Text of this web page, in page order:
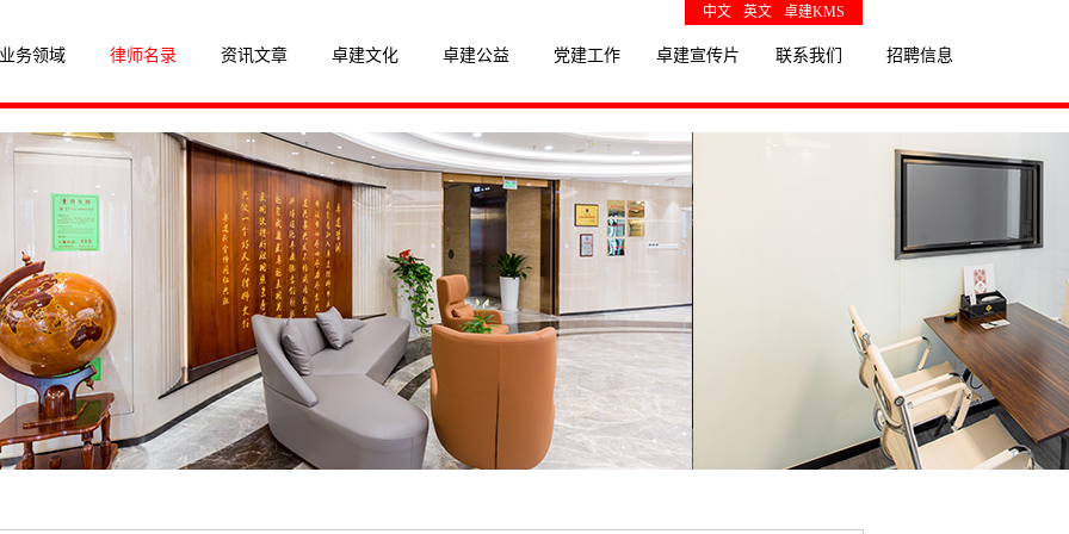
中文 英文 卓建KMS
务领域 律师名录 资讯文章 卓建文化 卓建公益 党建工作 卓建宣传片 联系我们 招聘信息